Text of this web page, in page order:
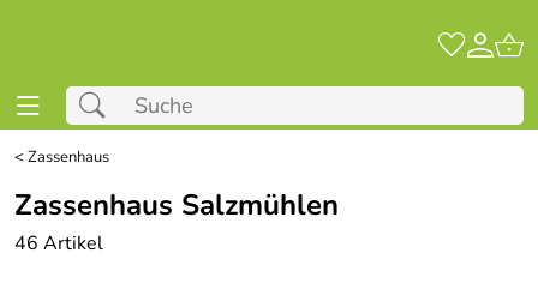
<Zassenhaus
Zassenhaus Salzmühlen
46 Artikel